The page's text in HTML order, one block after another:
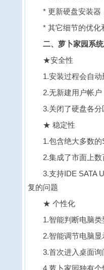
* 更新硬盘安装器
* 其它细节的优化
二、萝卜家园系
★安全性
1.安装过程会自
2.无新建用户帐户
3.关闭了硬盘各
★ 稳定性
1.包含绝大多数
2.集成了市面上
3.支持IDE SATA
复的问题
★ 个性化
1.智能判断电脑
2.智能调节电脑
3.首次进入桌面
4.萝卜家园独有